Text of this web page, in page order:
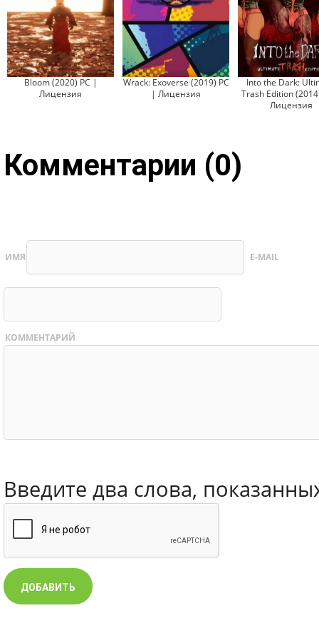
Bloom (2020) PC |
Лицензия
Wrack: Exoverse (2019) PC
| Лицензия
Into the Dark:
Trash Edition
Лицензия
Комментарии (0)
ИМЯ E-MAIL
КОММЕНТАРИЙ
Введите два слова,